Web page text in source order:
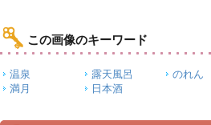
この画像のキーワード
温泉 露天風呂 のれん
満月
日本酒